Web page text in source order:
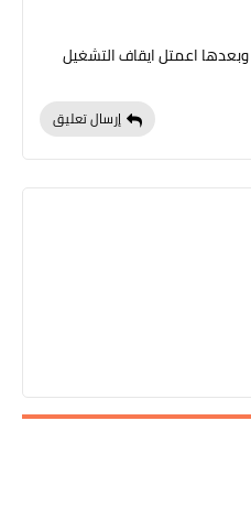
اعمتل ايقاف التشغيل
إرسال تعليق